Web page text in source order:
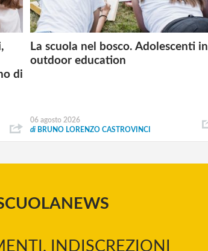
di
La scuola nel bosco. Adolescenti in
outdoor education
06 agosto 2026
di BRUNO LORENZO CASTROVINCI
INDISCREZIONI